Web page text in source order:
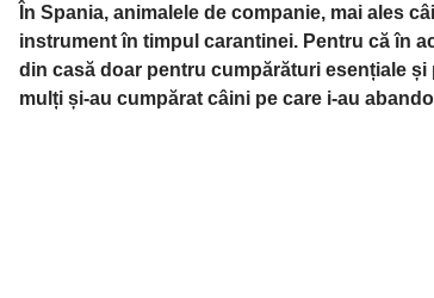
În Spania, animalele de companie, mai ales
instrument în timpul carantinei. Pentru că în
din casă doar pentru cumpărături esențiale
mulți și-au cumpărat câini pe care i-au